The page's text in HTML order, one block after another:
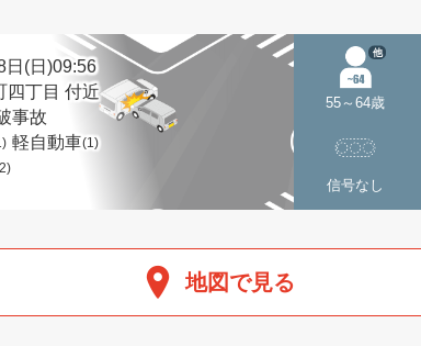
日(日)09:56
四丁目 付近
事故
軽自動車(1)
55～64歳
他
信号なし
地図で見る